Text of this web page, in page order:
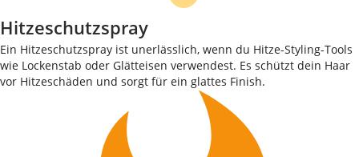
Hitzeschutzspray
Ein Hitzeschutzspray ist unerlässlich, wenn du Hitze-Styling-Tools
wie Lockenstab oder Glätteisen verwendest. Es schützt dein Haar
vor Hitzeschäden und sorgt für ein glattes Finish.